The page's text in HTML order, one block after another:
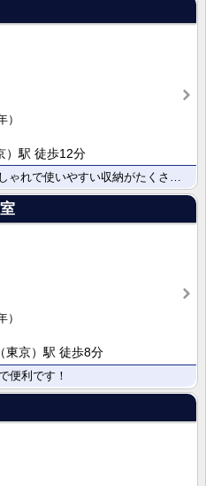
）
）駅 徒歩12分
）
東京）駅 徒歩8分
便利です！